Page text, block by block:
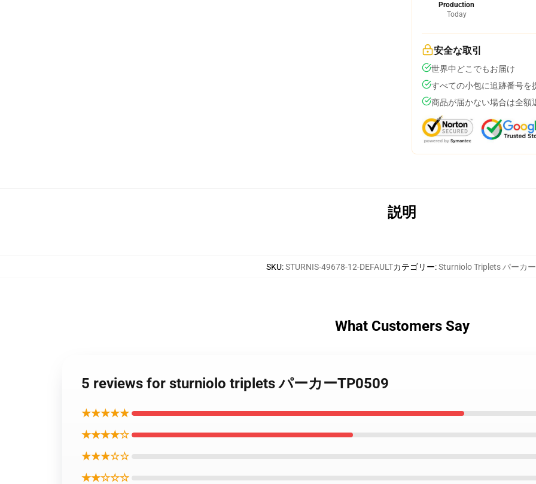
Production
Today
安全な取引
世界中どこでもお届け
すべての小包に追跡番号を
商品が届かない場合は全額
説明
SKU:STURNIS-49678-12-DEFAULTカテゴリー:Sturniolo Triplets パーカー
What Customers Say
5 reviews for sturniolo triplets パーカーTP0509
★★★★★
★★★★☆
★★★☆☆
★★☆☆☆